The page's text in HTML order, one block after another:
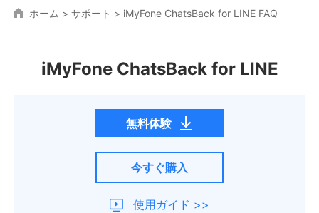
ホーム > サポート > iMyFone ChatsBack for LINE FAQ
iMyFone ChatsBack for LINE
無料体験
今すぐ購入
使用ガイド >>